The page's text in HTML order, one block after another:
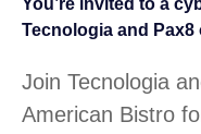
You’re invited to a
Tecnologia and Pax8
Join Tecnologia
American Bistro